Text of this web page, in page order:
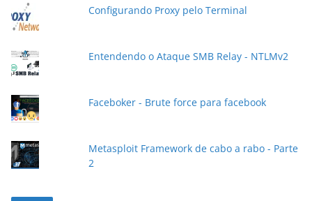
-
a
i
Configurando Proxy pelo Terminal
Entendendo o Ataque SMB Relay - NTLMv2
Faceboker - Brute force para facebook
Metasploit Framework de cabo a rabo - Parte
2